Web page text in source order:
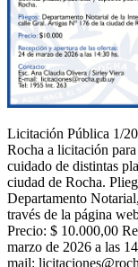
Licitación Pública 1/
Rocha a licitación
cuidado de distintas
ciudad de Rocha.
Departamento
través de la página
Precio: $ 10.000,00
marzo de 2026 a las
mail: